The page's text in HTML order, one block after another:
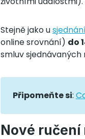
Stejně jako u
online srovnání) do
smluv sjednávaných
Připomeňte si:
Nové